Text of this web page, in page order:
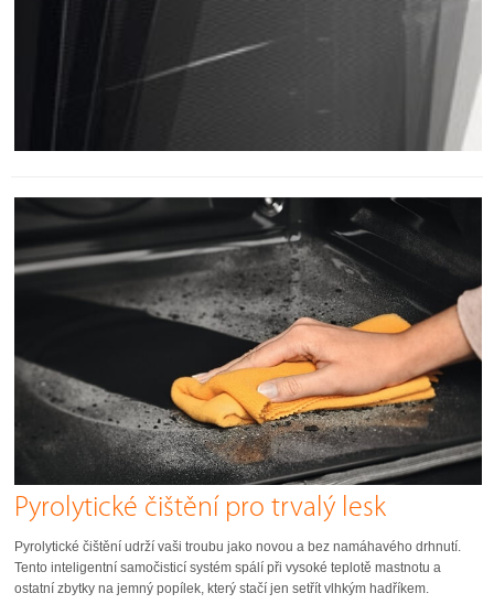
Pyrolytické čištění pro trvalý lesk
Pyrolytické čištění udrží vaši troubu jako novou a bez namáhavého drhnutí.
Tento inteligentní samočisticí systém spálí při vysoké teplotě mastnotu a
ostatní zbytky na jemný popílek, který stačí jen setřít vlhkým hadříkem.